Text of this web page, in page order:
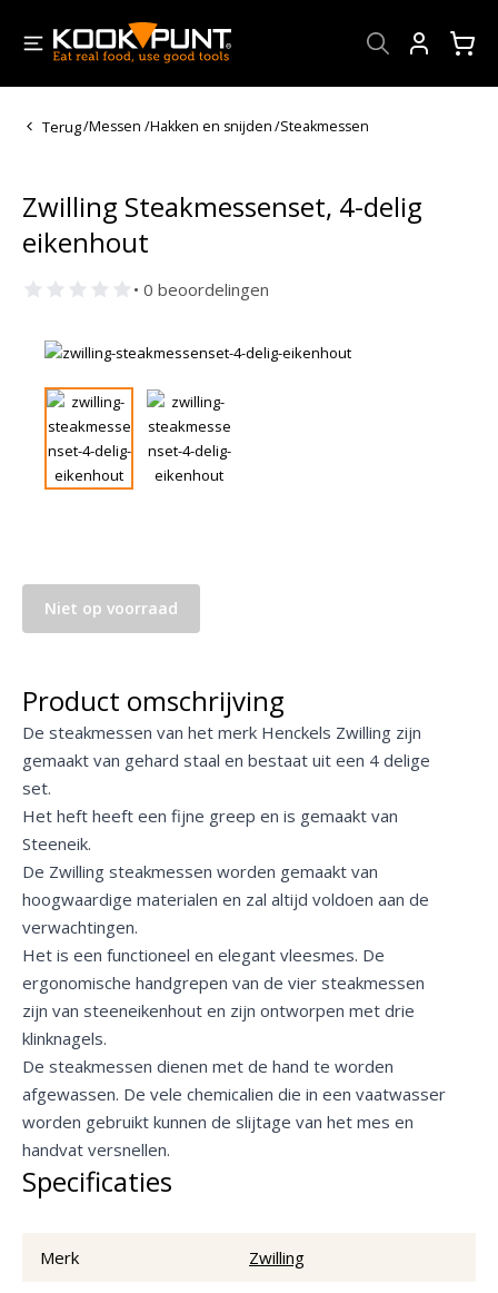
Terug/Messen /Hakken en snijden/Steakmessen
Zwilling Steakmessenset, 4-delig
eikenhout
• 0 beoordelingen
Niet op voorraad
Product omschrijving
De steakmessen van het merk Henckels Zwilling zijn
gemaakt van gehard staal en bestaat uit een 4 delige
set.
Het heft heeft een fijne greep en is gemaakt van
Steeneik.
De Zwilling steakmessen worden gemaakt van
hoogwaardige materialen en zal altijd voldoen aan de
verwachtingen.
Het is een functioneel en elegant vleesmes. De
ergonomische handgrepen van de vier steakmessen
zijn van steeneikenhout en zijn ontworpen met drie
klinknagels.
De steakmessen dienen met de hand te worden
afgewassen. De vele chemicalien die in een vaatwasser
worden gebruikt kunnen de slijtage van het mes en
handvat versnellen.
Specificaties
Merk Zwilling